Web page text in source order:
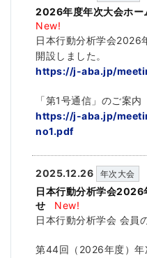
2026年度年次大会ホー
New!
日本行動分析学会2026
開設しました。
https://j-aba.jp/
「第1号通信」のご案内
https://j-aba.jp/
no1.pdf
2025.12.26 年次大会
日本行動分析学会2026
せ
New!
日本行動分析学会 会員
第44回（2026年度）年